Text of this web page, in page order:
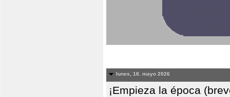
lunes, 18. mayo 2026
¡Empieza la época